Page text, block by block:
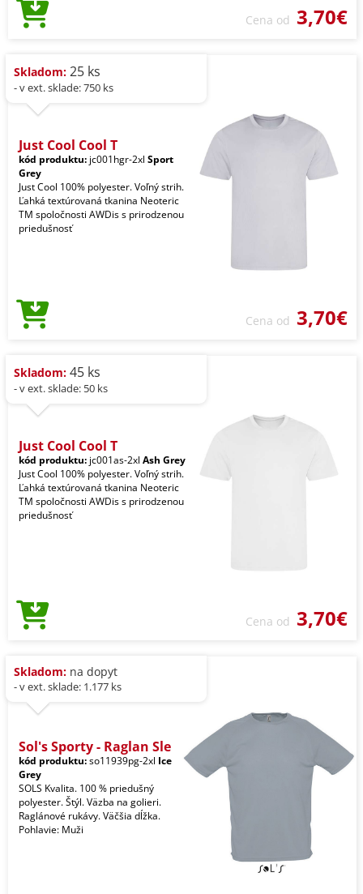
Cena od 3,70€
Skladom: 25 ks
- v ext. sklade: 750 ks
Just Cool Cool T
kód produktu: jc001hgr-2xl Sport
Grey
Just Cool 100% polyester. Voľný strih.
Ľahká textúrovaná tkanina Neoteric
TM spoločnosti AWDis s prirodzenou
priedušnosť
Cena od 3,70€
Skladom: 45 ks
- v ext. sklade: 50 ks
Just Cool Cool T
kód produktu: jc001as-2xl Ash Grey
Just Cool 100% polyester. Voľný strih.
Ľahká textúrovaná tkanina Neoteric
TM spoločnosti AWDis s prirodzenou
priedušnosť
Cena od 3,70€
Skladom: na dopyt
- v ext. sklade: 1.177 ks
Sol's Sporty - Raglan Sle
kód produktu:so11939pg-2xl Ice
Grey
SOLS Kvalita. 100 % priedušný
polyester. Štýl. Väzba na golieri.
Raglánové rukávy. Väčšia dĺžka.
Pohlavie: Muži